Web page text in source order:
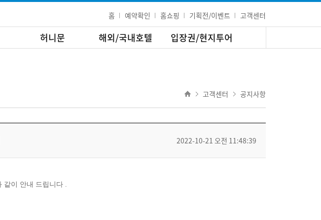
홈 예약확인 홈쇼핑 기획전/이벤트 고객센터
허니문 해외/국내호텔 입장권/현지투어
고객센터 공지사항
2022-10-21 오전 11:48:39